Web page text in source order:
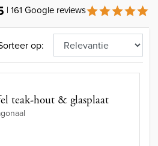
| 161 Google reviews
op:
teak-hout & glasplaat